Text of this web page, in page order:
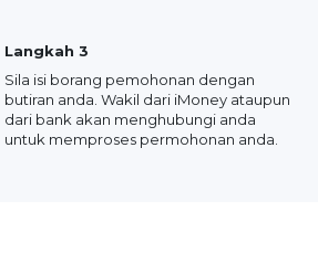
Langkah 3
Sila isi borang pemohonan dengan
butiran anda. Wakil dari iMoney ataupun
dari bank akan menghubungi anda
untuk memproses permohonan anda.